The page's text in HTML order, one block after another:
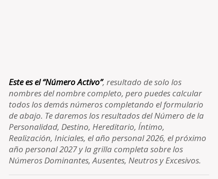
Este es el “Número Activo”, resultado de solo los
nombres del nombre completo, pero puedes calcular
todos los demás números completando el formulario
de abajo. Te daremos los resultados del Número de la
Personalidad, Destino, Hereditario, Íntimo,
Realización, Iniciales, el año personal 2026, el próximo
año personal 2027 y la grilla completa sobre los
Números Dominantes, Ausentes, Neutros y Excesivos.